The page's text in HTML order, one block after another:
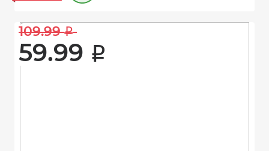
109.99 i
59.99 i